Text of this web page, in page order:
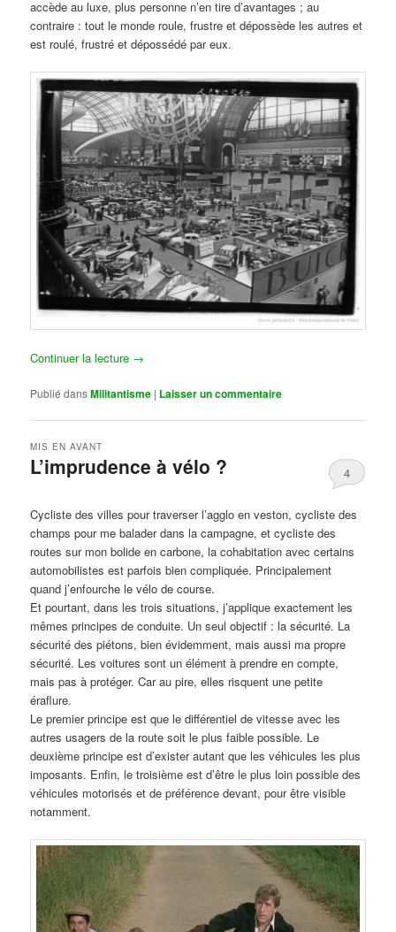
accède au luxe, plus personne n’en tire d’avantages ; au
contraire : tout le monde roule, frustre et dépossède les autres et
est roulé, frustré et dépossédé par eux.
Continuer la lecture →
Publié dansMilitantisme | Laisser un commentaire
L’imprudence à vélo ?
MIS EN AVANT
4
Cycliste des villes pour traverser l’agglo en veston, cycliste des
champs pour me balader dans la campagne, et cycliste des
routes sur mon bolide en carbone, la cohabitation avec certains
automobilistes est parfois bien compliquée. Principalement
quand j’enfourche le vélo de course.
Et pourtant, dans les trois situations, j’applique exactement les
mêmes principes de conduite. Un seul objectif : la sécurité. La
sécurité des piétons, bien évidemment, mais aussi ma propre
sécurité. Les voitures sont un élément à prendre en compte,
mais pas à protéger. Car au pire, elles risquent une petite
éraflure.
Le premier principe est que le différentiel de vitesse avec les
autres usagers de la route soit le plus faible possible. Le
deuxième principe est d’exister autant que les véhicules les plus
imposants. Enfin, le troisième est d’être le plus loin possible des
véhicules motorisés et de préférence devant, pour être visible
notamment.